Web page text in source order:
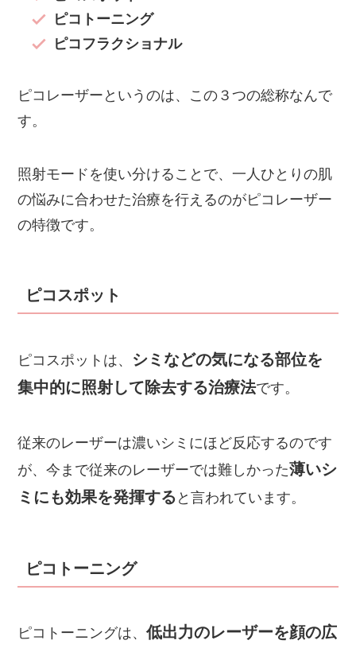
ピコトーニング
ピコフラクショナル
ピコレーザーというのは、この３つの総称なんで
す。
照射モードを使い分けることで、一人ひとりの肌
の悩みに合わせた治療を行えるのがピコレーザー
の特徴です。
ピコスポット
ピコスポットは、 シミなどの気になる部位を
集中的に照射して除去する治療法です。
従来のレーザーは濃いシミにほど反応するのです
が、今まで従来のレーザーでは難しかった薄いシ
ミにも効果を発揮する と言われています。
ピコトーニング
ピコトーニングは、低出力のレーザーを顔の広